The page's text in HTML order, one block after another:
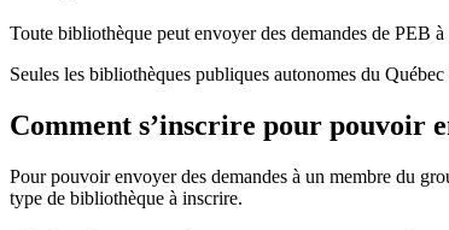
Toute bibliothèque peut envoyer des demandes de PEB
Seules les bibliothèques publiques autonomes du
Comment s’inscrire pour pouvoir
Pour pouvoir envoyer des demandes à un membre du
type de bibliothèque à inscrire.